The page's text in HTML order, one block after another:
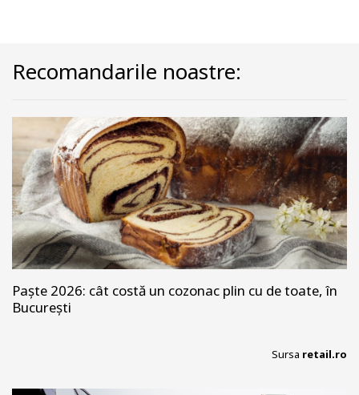
Recomandarile noastre:
Paște 2026: cât costă un cozonac plin cu de toate, în
București
Sursa retail.ro